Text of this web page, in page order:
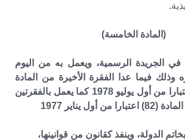
(المادة الخامسة)
في الجريدة الرسمية، ويعمل به من اليوم
وذلك فيما عدا الفقرة الأخيرة من المادة
(48) فيعمل بها اعتبارا من أول يوليو 1978 كما يعمل بالفقرتين
أول يناير 1977
الدولة، وينفذ كقانون من قوانينها،